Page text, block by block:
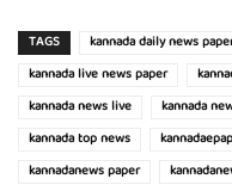
TAGS kannada daily news
kannada live news paper
kannada news live
kannada
kannada top news
kannadanews paper